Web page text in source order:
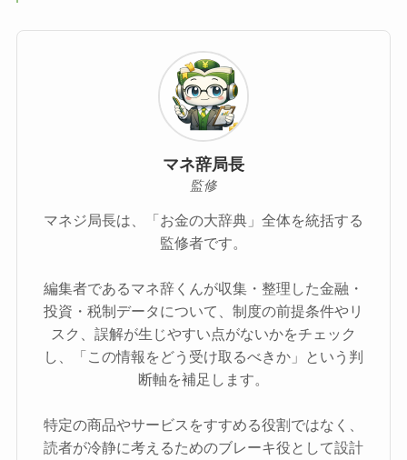
マネ辞局長
監修
マネジ局長は、「お金の大辞典」全体を統括する
監修者です。
編集者であるマネ辞くんが収集・整理した金融・
投資・税制データについて、制度の前提条件やリ
スク、誤解が生じやすい点がないかをチェック
し、「この情報をどう受け取るべきか」という判
断軸を補足します。
特定の商品やサービスをすすめる役割ではなく、
読者が冷静に考えるためのブレーキ役として設計